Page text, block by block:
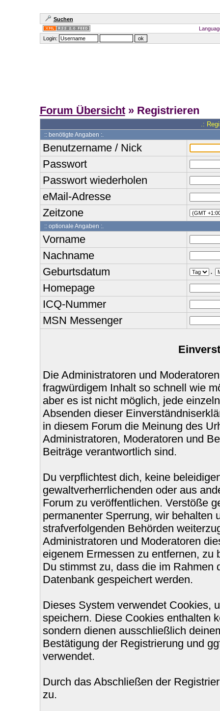
Suchen
Login:
Forum Übersicht» Registrieren
.:
:: benötigte Angaben :.
Benutzername / Nick
Passwort
Passwort wiederholen
eMail-Adresse
Zeitzone
:: optionale Angaben :.
Vorname
Nachname
Geburtsdatum
.
Homepage
ICQ-Nummer
MSN Messenger
Die Administratoren und
fragwürdigem Inhalt so schnell wie
aber es ist nicht möglich, jede
Absenden dieser
in diesem Forum die Meinung des
Administratoren, Moderatoren und
Beiträge verantwortlich sind.
Du verpflichtest dich, keine
gewaltverherrlichenden oder aus
Forum zu veröffentlichen. Verstöße
permanenter Sperrung, wir behalten
strafverfolgenden Behörden
Administratoren und Moderatoren
eigenem Ermessen zu entfernen, zu
Du stimmst zu, dass die im Rahmen
Datenbank gespeichert werden.
Dieses System verwendet Cookies,
speichern. Diese Cookies enthalten
sondern dienen ausschließlich
Bestätigung der Registrierung und
verwendet.
Durch das Abschließen der
zu.